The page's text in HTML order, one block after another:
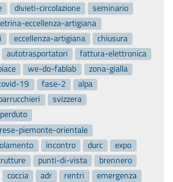
divieti-circolazione
seminario
eccellenza-artigiana
eccellenza-artigiana
chiusura
autotrasportatori
fattura-elettronica
we-do-fablab
zona-gialla
19 fase-2
alpa
svizzera
piemonte-orientale
incontro durc
expo
punti-di-vista
brennero
coccia adr rentri
emergenza